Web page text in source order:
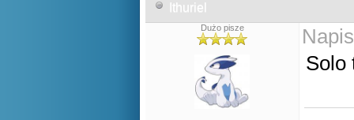
Ithuriel
Dużo pisze
Solo